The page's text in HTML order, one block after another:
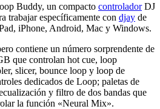
Buddy, un compacto controladorDJ
trabajar específicamente con djay de
iPhone, Android, Mac y Windows.
contiene un número sorprendente de
que controlan hot cue, loop
slicer, bounce loop y loop de
dedicados de Loop; paletas de
y filtro de dos bandas que
la función «Neural Mix».